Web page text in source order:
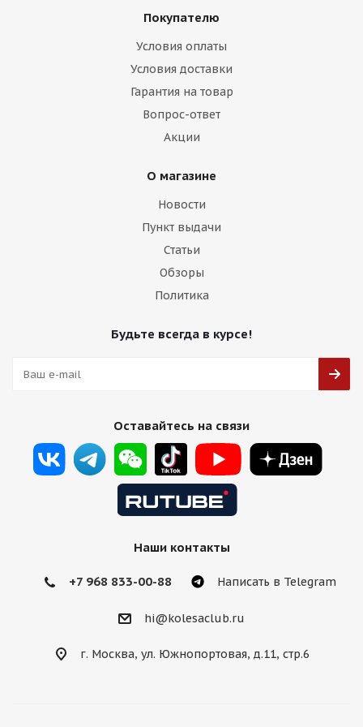
Brixton Design LX08 8,5j-20 5*114,3 ET30 d73,1 GBF
Подробнее
Brixton Design LX08 8,5j-20 5*114,3 ET38 d73,1 GBF
Есть в наличии (20)
Покупателю
Условия оплаты
Условия доставки
Гарантия на товар
Вопрос-ответ
Акции
О магазине
Новости
Пункт выдачи
Статьи
Обзоры
Политика
Будьте всегда в курсе!
Оставайтесь на связи
Наши контакты
+7 968 833-00-88 Написать в Telegram
hi@kolesaclub.ru
г. Москва, ул. Южнопортовая, д.11, стр.6